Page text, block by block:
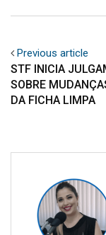
Previous article
STF INICIA
SOBRE
DA FICHA LIMPA